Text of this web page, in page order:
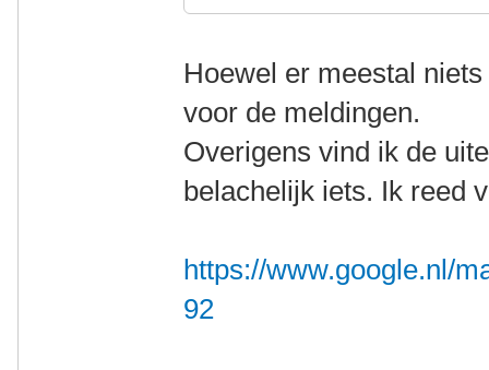
Hoewel er meestal
voor de meldingen.
Overigens vind ik de
belachelijk iets. Ik reed
https://www.google.nl/
92